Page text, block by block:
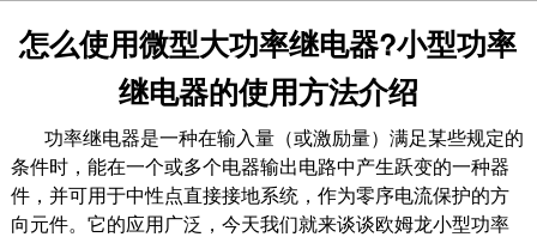
怎么使用微型大功率继电器?小型功率
继电器的使用方法介绍
功率继电器是一种在输入量（或激励量）满足某些规定的
条件时，能在一个或多个电器输出电路中产生跃变的一种器
件，并可用于中性点直接接地系统，作为零序电流保护的方
向元件。它的应用广泛，今天我们就来谈谈欧姆龙小型功率